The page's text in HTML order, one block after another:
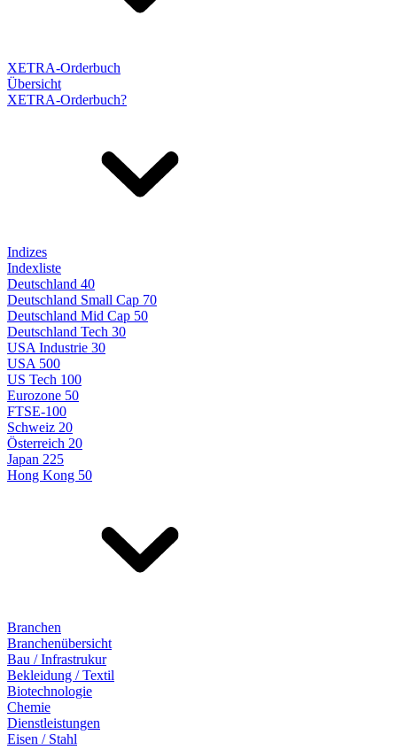
XETRA-Orderbuch
Übersicht
XETRA-Orderbuch?
Indizes
Indexliste
Deutschland 40
Deutschland Small Cap 70
Deutschland Mid Cap 50
Deutschland Tech 30
USA Industrie 30
USA 500
US Tech 100
Eurozone 50
FTSE-100
Schweiz 20
Österreich 20
Japan 225
Hong Kong 50
Branchen
Branchenübersicht
Bau / Infrastrukur
Bekleidung / Textil
Biotechnologie
Chemie
Dienstleistungen
Eisen / Stahl